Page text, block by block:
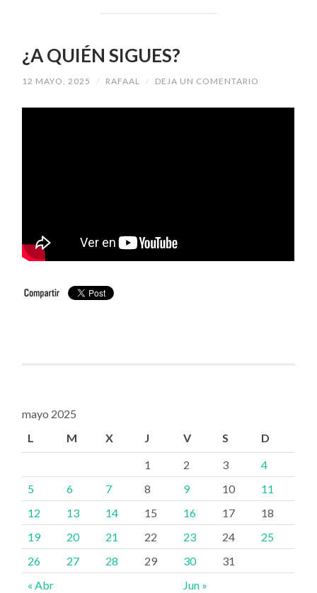
¿A QUIÉN SIGUES?
12 MAYO, 2025 / RAFAAL / DEJA UN COMENTARIO
mayo 2025
L
M X J V S D
« Abr Jun »
1 2 3
4
5
6 7 8 9 10
11
12
13 14 15 16 17
18
19
20 21 22 23 24
25
26
27 28 29 30 31